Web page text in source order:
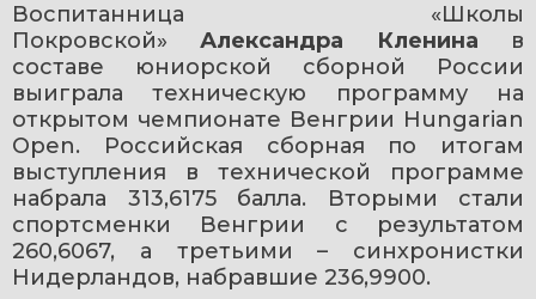
Воспитанница «Школы
Покровской» Александра Кленина в
составе юниорской сборной России
выиграла техническую программу на
открытом чемпионате Венгрии Hungarian
Open. Российская сборная по итогам
выступления в технической программе
набрала 313,6175 балла. Вторыми стали
спортсменки Венгрии с результатом
260,6067, а третьими – синхронистки
Нидерландов, набравшие 236,9900.